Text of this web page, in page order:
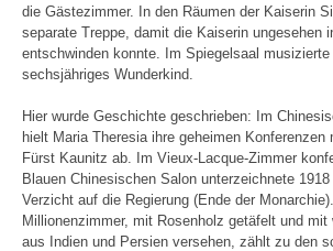
die Gästezimmer. In den Räumen der Kaiserin
separate Treppe, damit die Kaiserin ungesehen
entschwinden konnte. Im Spiegelsaal
sechsjähriges Wunderkind.
Hier wurde Geschichte geschrieben: Im
hielt Maria Theresia ihre geheimen
Fürst Kaunitz ab. Im Vieux-Lacque-Zimmer
Blauen Chinesischen Salon unterzeichnete
Verzicht auf die Regierung (Ende der
Millionenzimmer, mit Rosenholz getäfelt und mit
aus Indien und Persien versehen, zählt zu den